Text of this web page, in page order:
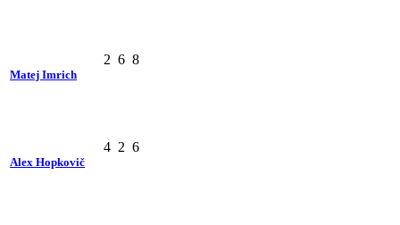
Matej Imrich
2 6 8
Alex Hopkovič
4 2 6